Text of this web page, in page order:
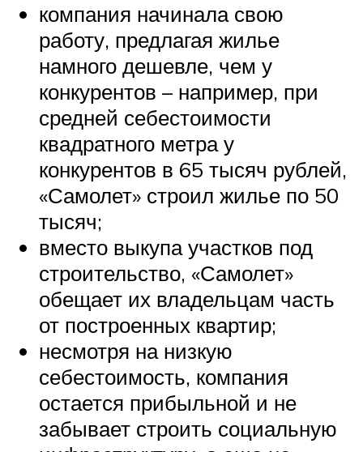
компания начинала свою
работу, предлагая жилье
намного дешевле, чем у
конкурентов – например, при
средней себестоимости
квадратного метра у
конкурентов в 65 тысяч рублей,
«Самолет» строил жилье по 50
тысяч;
вместо выкупа участков под
строительство, «Самолет»
обещает их владельцам часть
от построенных квартир;
несмотря на низкую
себестоимость, компания
остается прибыльной и не
забывает строить социальную